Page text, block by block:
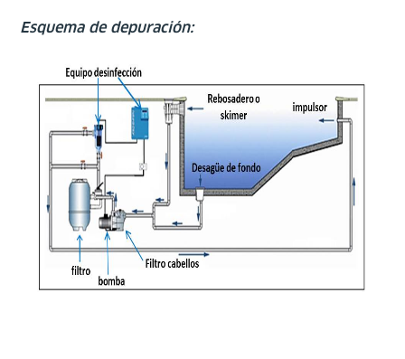
Esquema de depuración: